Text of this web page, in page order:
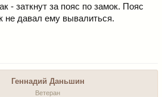
- заткнут за пояс по замок. Пояс
не давал ему вывалиться.
Геннадий Даньшин
Ветеран